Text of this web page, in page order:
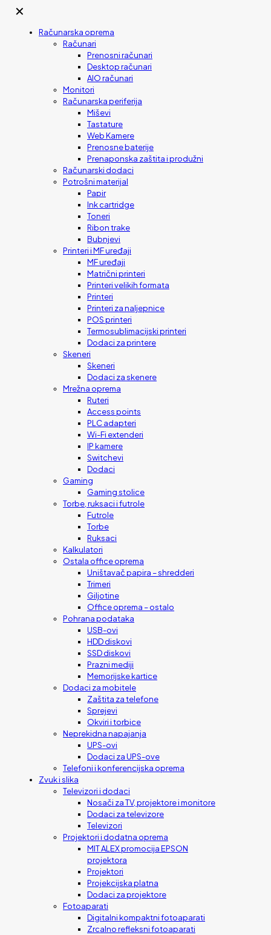
✕
Računarska oprema
Računari
Prenosni računari
Desktop računari
AIO računari
Monitori
Računarska periferija
Miševi
Tastature
Web Kamere
Prenosne baterije
Prenaponska zaštita i produžni
Računarski dodaci
Potrošni materijal
Papir
Ink cartridge
Toneri
Ribon trake
Bubnjevi
Printeri i MF uređaji
MF uređaji
Matrični printeri
Printeri velikih formata
Printeri
Printeri za naljepnice
POS printeri
Termosublimacijski printeri
Dodaci za printere
Skeneri
Skeneri
Dodaci za skenere
Mrežna oprema
Ruteri
Access points
PLC adapteri
Wi-Fi extenderi
IP kamere
Switchevi
Dodaci
Gaming
Gaming stolice
Torbe, ruksaci i futrole
Futrole
Torbe
Ruksaci
Kalkulatori
Ostala office oprema
Uništavač papira – shredderi
Trimeri
Giljotine
Office oprema – ostalo
Pohrana podataka
USB-ovi
HDD diskovi
SSD diskovi
Prazni mediji
Memorijske kartice
Dodaci za mobitele
Zaštita za telefone
Sprejevi
Okviri i torbice
Neprekidna napajanja
UPS-ovi
Dodaci za UPS-ove
Telefoni i konferencijska oprema
Zvuk i slika
Televizori i dodaci
Nosači za TV, projektore i monitore
Dodaci za televizore
Televizori
Projektori i dodatna oprema
MIT ALEX promocija EPSON
projektora
Projektori
Projekcijska platna
Dodaci za projektore
Fotoaparati
Digitalni kompaktni fotoaparati
Zrcalno refleksni fotoaparati